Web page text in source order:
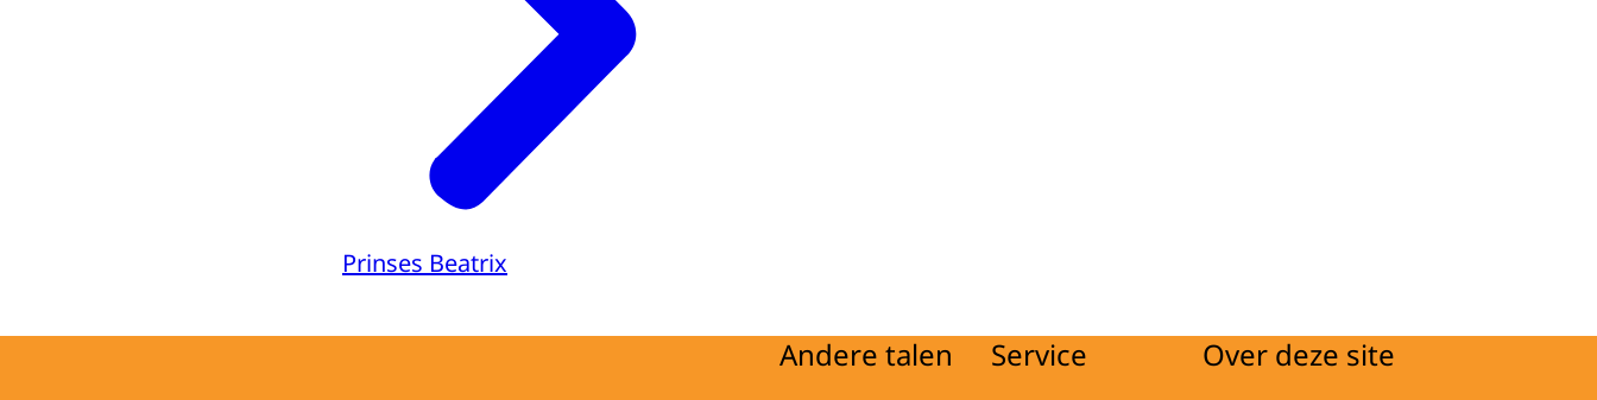
Prinses Beatrix
Andere talen Service Over deze site